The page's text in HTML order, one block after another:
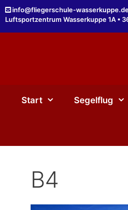
Zum
Inhalt
springen
info@fliegerschule-
Luftsportzentrum Wasserkuppe 1A •
Start Segelflug
B4